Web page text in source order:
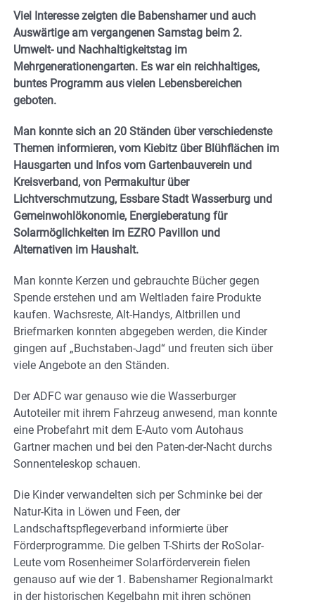
Viel Interesse zeigten die Babenshamer und auch
Auswärtige am vergangenen Samstag beim 2.
Umwelt- und Nachhaltigkeitstag im
Mehrgenerationengarten. Es war ein reichhaltiges,
buntes Programm aus vielen Lebensbereichen
geboten.
Man konnte sich an 20 Ständen über verschiedenste
Themen informieren, vom Kiebitz über Blühflächen im
Hausgarten und Infos vom Gartenbauverein und
Kreisverband, von Permakultur über
Lichtverschmutzung, Essbare Stadt Wasserburg und
Gemeinwohlökonomie, Energieberatung für
Solarmöglichkeiten im EZRO Pavillon und
Alternativen im Haushalt.
Man konnte Kerzen und gebrauchte Bücher gegen
Spende erstehen und am Weltladen faire Produkte
kaufen. Wachsreste, Alt-Handys, Altbrillen und
Briefmarken konnten abgegeben werden, die Kinder
gingen auf „Buchstaben-Jagd“ und freuten sich über
viele Angebote an den Ständen.
Der ADFC war genauso wie die Wasserburger
Autoteiler mit ihrem Fahrzeug anwesend, man konnte
eine Probefahrt mit dem E-Auto vom Autohaus
Gartner machen und bei den Paten-der-Nacht durchs
Sonnenteleskop schauen.
Die Kinder verwandelten sich per Schminke bei der
Natur-Kita in Löwen und Feen, der
Landschaftspflegeverband informierte über
Förderprogramme. Die gelben T-Shirts der RoSolar-
Leute vom Rosenheimer Solarförderverein fielen
genauso auf wie der 1. Babenshamer Regionalmarkt
in der historischen Kegelbahn mit ihren schönen